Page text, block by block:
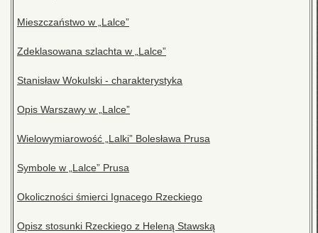
Mieszczaństwo w „Lalce”
Zdeklasowana szlachta w „Lalce”
Stanisław Wokulski - charakterystyka
Opis Warszawy w „Lalce”
Wielowymiarowość „Lalki” Bolesława Prusa
Symbole w „Lalce” Prusa
Okoliczności śmierci Ignacego Rzeckiego
Opisz stosunki Rzeckiego z Heleną Stawską